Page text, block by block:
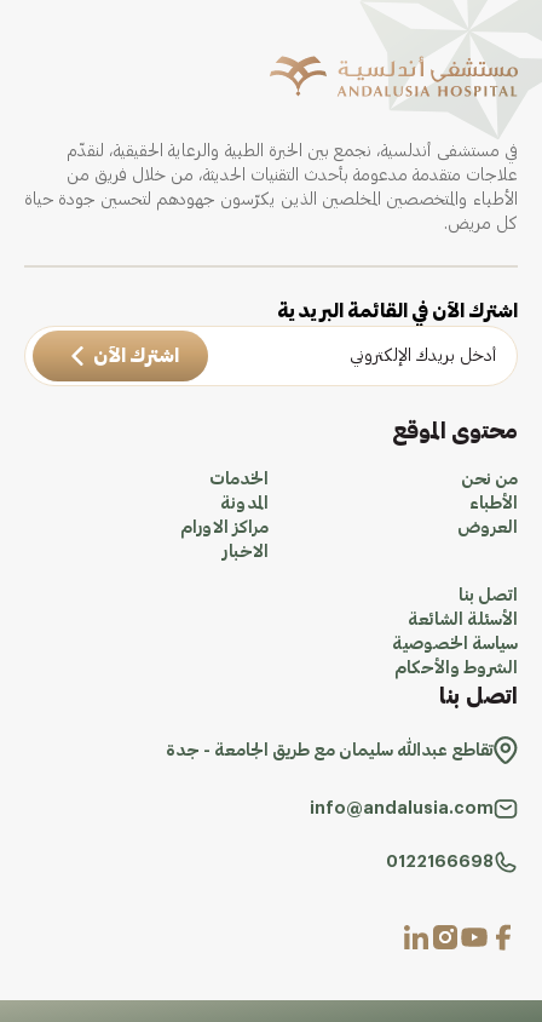
في مستشفى أندلسية، نجمع بين الخبرة الطبية والرعاية الحقيقية، لنقدّم
علاجات متقدمة مدعومة بأحدث التقنيات الحديثة، من خلال فريق من
الأطباء والمتخصصين المخلصين الذين يكرّسون جهودهم لتحسين جودة حياة
كل مريض.
اشترك الآن في القائمة البريدية
اشترك الآن
محتوى الموقع
من نحن
الأطباء
العروض
الخدمات
المدونة
مراكز الاورام
الاخبار
اتصل بنا
الأسئلة الشائعة
سياسة الخصوصية
الشروط والأحكام
اتصل بنا
تقاطع عبدالله سليمان مع طريق الجامعة - جدة
info@andalusia.com
0122166698